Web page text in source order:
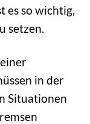
es so wichtig,
setzen.
in der
Situationen